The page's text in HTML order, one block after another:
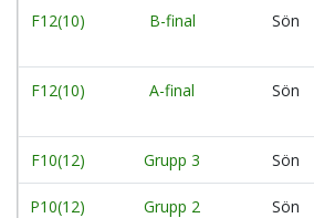
F12(10) B-final Sön
F12(10) A-final Sön
F10(12) Grupp 3 Sön
P10(12) Grupp 2 Sön